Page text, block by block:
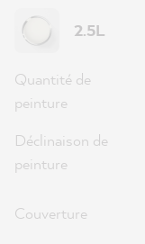
2.5L
Quantité de
peinture
Déclinaison de
peinture
Couverture